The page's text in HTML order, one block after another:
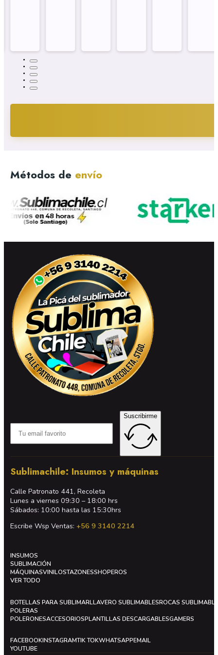
Métodos de envío
Suscribirme
Sublimachile: Insumos y máquinas
Calle Patronato 441, Recoleta
Lunes a viernes 09:30 – 18:00 hrs
Sábados: 10:00 hasta las 15:30hrs
Escribe Wsp Ventas:+56 9 3140 2214
INSUMOS
SUBLIMACIÓN
MÁQUINASVINILOSTAZONESSHOPEROS
VER TODO
BOTELLAS PARA SUBLIMARLLAVERO SUBLIMABLESROCAS
POLERAS
POLERONESACCESORIOSPLANTILLAS DESCARGABLESGAMERS
FACEBOOKINSTAGRAMTIK TOKWHATSAPPEMAIL
YOUTUBE